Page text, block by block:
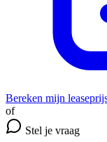
Bereken mijn
of
Stel je vraag